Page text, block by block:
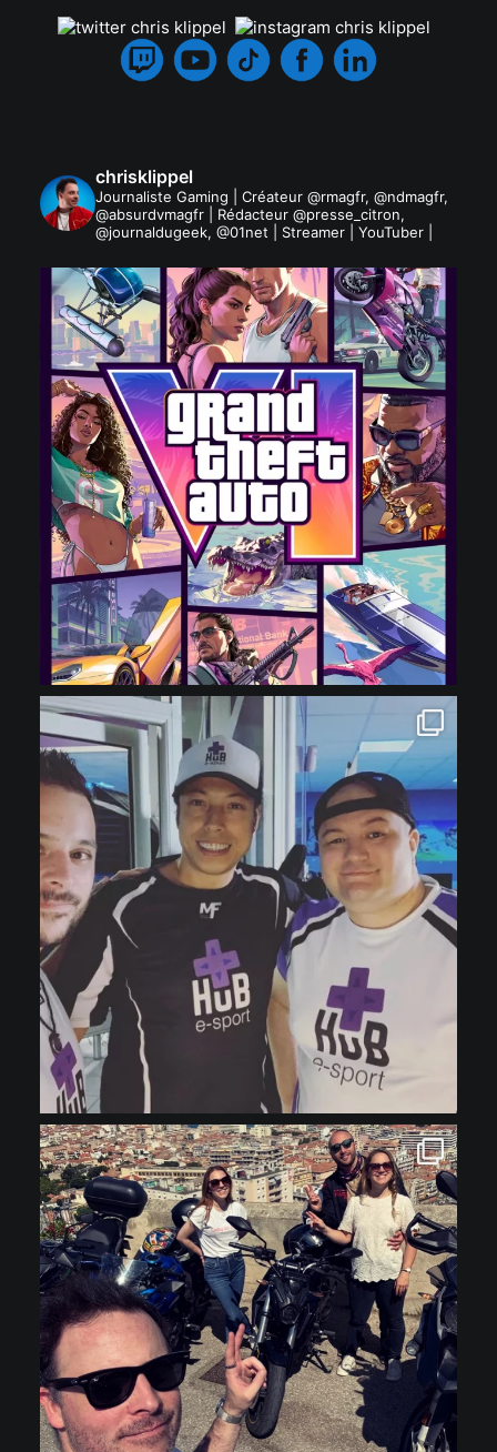
chrisklippel
Journaliste Gaming | Créateur @rmagfr, @ndmagfr,
@absurdvmagfr | Rédacteur @presse_citron,
@journaldugeek, @01net | Streamer | YouTuber |